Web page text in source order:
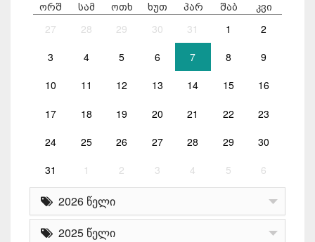
ორშ სამ ოთხ ხუთ პარ შაბ კვი
27 28 29 30 31 1 2
3 4 5 6 7 8 9
10 11 12 13 14 15 16
17 18 19 20 21 22 23
24 25 26 27 28 29 30
31 1 2 3 4 5 6
2026 წელი
2025 წელი